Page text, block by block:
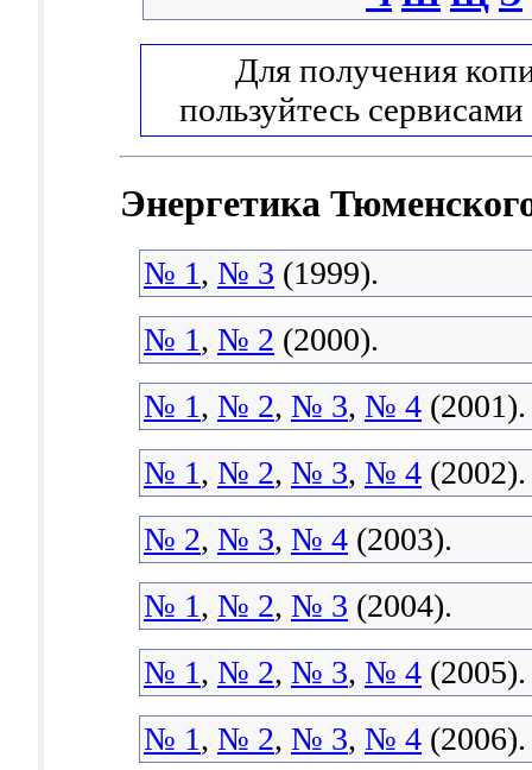
Для получения
пользуйтесь сервисами
Энергетика
№ 1, № 3 (1999).
№ 1, № 2 (2000).
№ 1, № 2, № 3, № 4 (2001).
№ 1, № 2, № 3, № 4 (2002).
№ 2, № 3, № 4 (2003).
№ 1, № 2, № 3 (2004).
№ 1, № 2, № 3, № 4 (2005).
№ 1, № 2, № 3, № 4 (2006).